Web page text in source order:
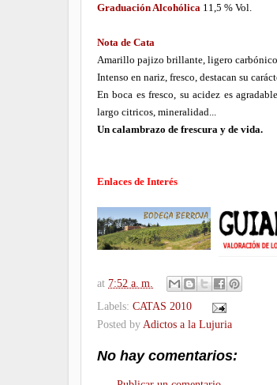
Graduación Alcohólica 11,5 % Vol.
Nota de Cata
Amarillo pajizo brillante, ligero carbónico.
Intenso en nariz, fresco, destacan su
En boca es fresco, su acidez es
largo citricos, mineralidad...
Un calambrazo de frescura y de vida.
Enlaces de Interés
at 7:52 a. m.
Labels: CATAS 2010
Posted byAdictos a la Lujuria
No hay comentarios: